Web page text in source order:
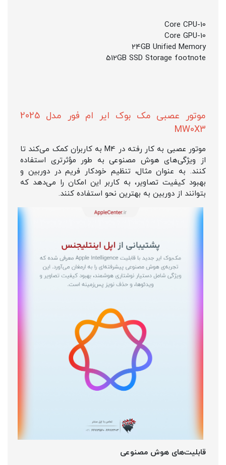
10-Core CPU
10-Core GPU
24GB Unified Memory
512GB SSD Storage footnote
موتور عصبی مک بوک ایر ام فور مدل 2025
MW0X3
موتور عصبی به کار رفته در M4 به کاربران کمک می‌کند تا
از ویژگی‌های هوش مصنوعی به طور مؤثرتری استفاده
کنند. به عنوان مثال، تنظیم خودکار فریم در دوربین و
بهبود کیفیت تصاویر، به کاربر این امکان را می‌دهد که
بتوانند از دوربین به بهترین نحو استفاده کنند.
قابلیت‌های هوش مصنوعی